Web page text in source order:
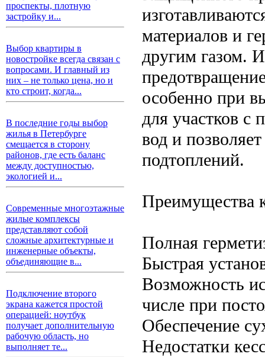
проспекты, плотную
застройку и...
Выбор квартиры в
новостройке всегда связан с
вопросами. И главный из
них – не только цена, но и
кто строит, когда...
В последние годы выбор
жилья в Петербурге
смещается в сторону
районов, где есть баланс
между доступностью,
экологией и...
Современные многоэтажные
жилые комплексы
представляют собой
сложные архитектурные и
инженерные объекты,
объединяющие в...
Подключение второго
экрана кажется простой
операцией: ноутбук
получает дополнительную
рабочую область, но
выполняет те...
материалов и
другим газом.
особенно при
для участков с
вод и
подтоплений.
Преимущества
Полная
Быстрая
Возможность
числе при
Обеспечение
Недостатки